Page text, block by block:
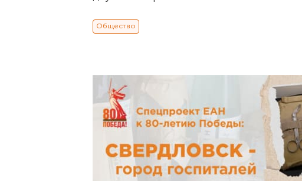
Общество